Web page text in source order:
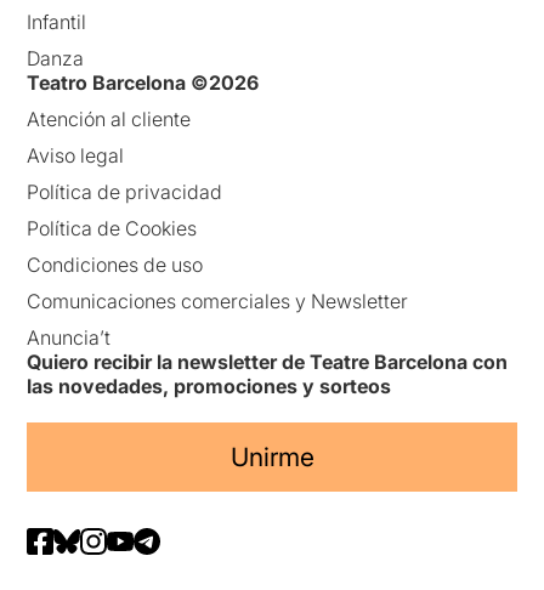
Infantil
Danza
Teatro Barcelona ©2026
Atención al cliente
Aviso legal
Política de privacidad
Política de Cookies
Condiciones de uso
Comunicaciones comerciales y Newsletter
Anuncia’t
Quiero recibir la newsletter de Teatre Barcelona con
las novedades, promociones y sorteos
Unirme